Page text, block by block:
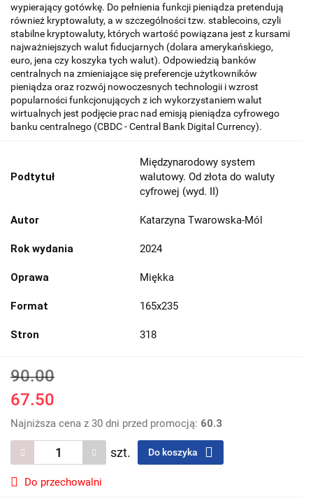
wypierający gotówkę. Do pełnienia funkcji pieniądza pretendują
również kryptowaluty, a w szczególności tzw. stablecoins, czyli
stabilne kryptowaluty, których wartość powiązana jest z kursami
najważniejszych walut fiducjarnych (dolara amerykańskiego,
euro, jena czy koszyka tych walut). Odpowiedzią banków
centralnych na zmieniające się preferencje użytkowników
pieniądza oraz rozwój nowoczesnych technologii i wzrost
popularności funkcjonujących z ich wykorzystaniem walut
wirtualnych jest podjęcie prac nad emisją pieniądza cyfrowego
banku centralnego (CBDC - Central Bank Digital Currency).
Podtytuł
Międzynarodowy system
walutowy. Od złota do waluty
cyfrowej (wyd. II)
Autor Katarzyna Twarowska-Mól
Rok wydania 2024
Oprawa Miękka
Format 165x235
Stron 318
90.00
67.50
Najniższa cena z 30 dni przed promocją: 60.3
szt. Do koszyka
Do przechowalni